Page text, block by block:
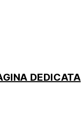
DEDICATA